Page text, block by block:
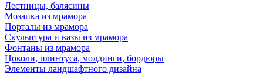
Лестницы, балясины
Мозаика из мрамора
Порталы из мрамора
Скульптура и вазы из мрамора
Фонтаны из мрамора
Цоколи, плинтуса, молдинги, бордюры
Элементы ландшафтного дизайна